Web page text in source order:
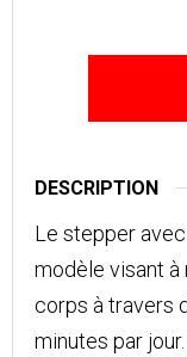
DESCRIPTION
Le stepper
modèle visant
corps à travers
minutes par